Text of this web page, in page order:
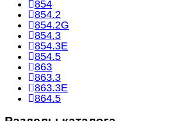
854
854.2
854.2G
854.3
854.3E
854.5
863
863.3
863.3E
864.5